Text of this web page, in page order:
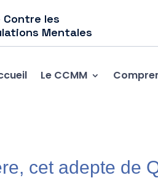
Contre les
Mentales
Le CCMM
cet adepte de